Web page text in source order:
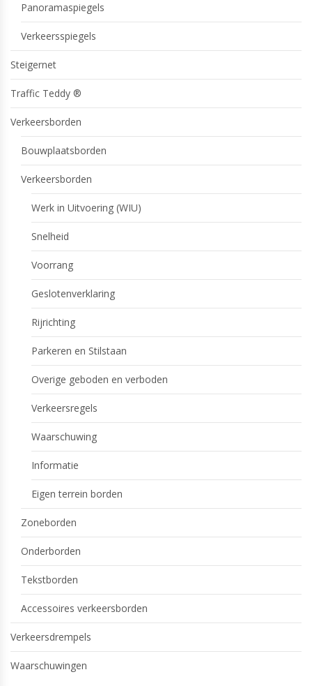
Panoramaspiegels
Verkeersspiegels
Steigernet
Traffic Teddy ®
Verkeersborden
Bouwplaatsborden
Verkeersborden
Werk in Uitvoering (WIU)
Snelheid
Voorrang
Geslotenverklaring
Rijrichting
Parkeren en Stilstaan
Overige geboden en verboden
Verkeersregels
Waarschuwing
Informatie
Eigen terrein borden
Zoneborden
Onderborden
Tekstborden
Accessoires verkeersborden
Verkeersdrempels
Waarschuwingen